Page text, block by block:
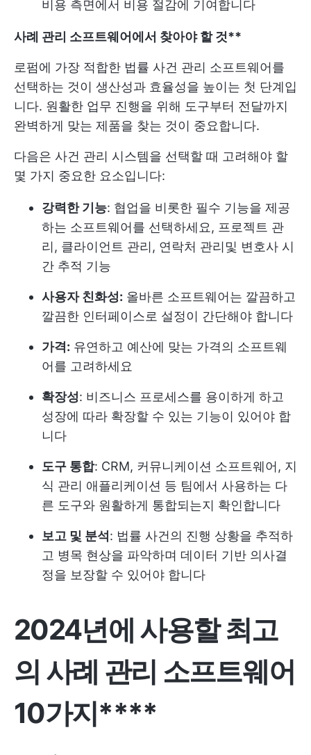
비용 측면에서 비용 절감에 기여합니다
사례 관리 소프트웨어에서 찾아야 할 것**
로펌에 가장 적합한 법률 사건 관리 소프트웨어를
선택하는 것이 생산성과 효율성을 높이는 첫 단계입
니다. 원활한 업무 진행을 위해 도구부터 전달까지
완벽하게 맞는 제품을 찾는 것이 중요합니다.
다음은 사건 관리 시스템을 선택할 때 고려해야 할
몇 가지 중요한 요소입니다:
강력한 기능: 협업을 비롯한 필수 기능을 제공
하는 소프트웨어를 선택하세요, 프로젝트 관
리 , 클라이언트 관리, 연락처 관리 및 변호사 시
간 추적 기능
사용자 친화성: 올바른 소프트웨어는 깔끔하고
깔끔한 인터페이스로 설정이 간단해야 합니다
가격: 유연하고 예산에 맞는 가격의 소프트웨
어를 고려하세요
확장성: 비즈니스 프로세스를 용이하게 하고
성장에 따라 확장할 수 있는 기능이 있어야 합
니다
도구 통합: CRM, 커뮤니케이션 소프트웨어, 지
식 관리 애플리케이션 등 팀에서 사용하는 다
른 도구와 원활하게 통합되는지 확인합니다
보고 및 분석 : 법률 사건의 진행 상황을 추적하
고 병목 현상을 파악하며 데이터 기반 의사결
정을 보장할 수 있어야 합니다
2024년에 사용할 최고
의 사례 관리 소프트웨어
10가지****